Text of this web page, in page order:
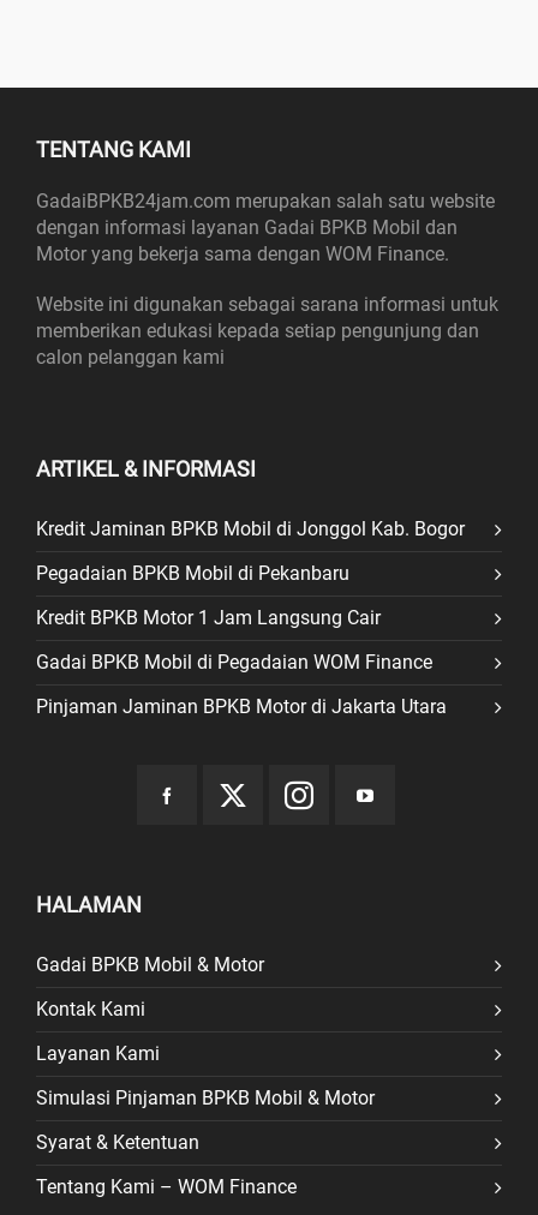
TENTANG KAMI
GadaiBPKB24jam.com merupakan salah satu website
dengan informasi layanan Gadai BPKB Mobil dan
Motor yang bekerja sama dengan WOM Finance.
Website ini digunakan sebagai sarana informasi untuk
memberikan edukasi kepada setiap pengunjung dan
calon pelanggan kami
ARTIKEL & INFORMASI
Kredit Jaminan BPKB Mobil di Jonggol Kab. Bogor
Pegadaian BPKB Mobil di Pekanbaru
Kredit BPKB Motor 1 Jam Langsung Cair
Gadai BPKB Mobil di Pegadaian WOM Finance
Pinjaman Jaminan BPKB Motor di Jakarta Utara
HALAMAN
Gadai BPKB Mobil & Motor
Kontak Kami
Layanan Kami
Simulasi Pinjaman BPKB Mobil & Motor
Syarat & Ketentuan
Tentang Kami – WOM Finance